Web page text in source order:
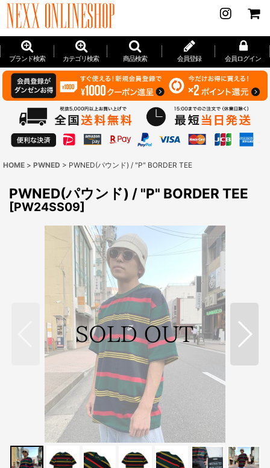
ブランド検索 カテゴリ検索 商品検索 会員登録 会員ログイン
HOME > PWNED > PWNED(パウンド) / "P" BORDER TEE
PWNED(パウンド) / "P" BORDER TEE
[PW24SS09]